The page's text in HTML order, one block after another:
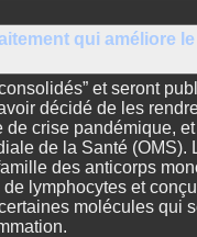
qui améliore
et seront
décidé de les
de crise pandémique,
de la Santé
des anticorps
lymphocytes et
molécules qui